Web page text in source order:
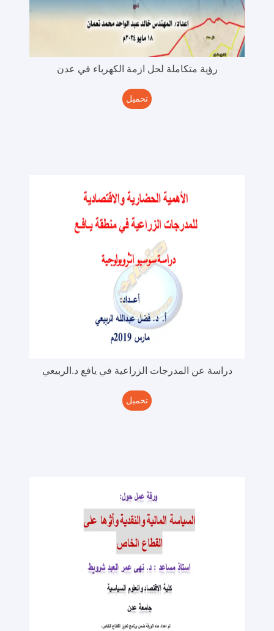
رؤية متكاملة لحل ازمة الكهرباء في عدن
تحميل
دراسة عن المدرجات الزراعية في يافع د.الربيعي
تحميل